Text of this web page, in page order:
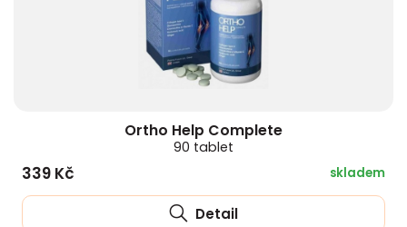
Ortho Help Complete
90 tablet
339 Kč skladem
Detail